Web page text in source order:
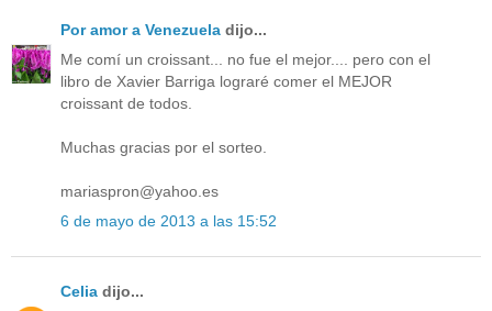
Por amor a Venezuela dijo...
Me comí un croissant... no fue el mejor.... pero con el
libro de Xavier Barriga lograré comer el MEJOR
croissant de todos.
Muchas gracias por el sorteo.
mariaspron@yahoo.es
6 de mayo de 2013 a las 15:52
Celia dijo...